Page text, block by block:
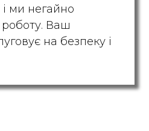
і ми негайно
Ваш
на безпеку і